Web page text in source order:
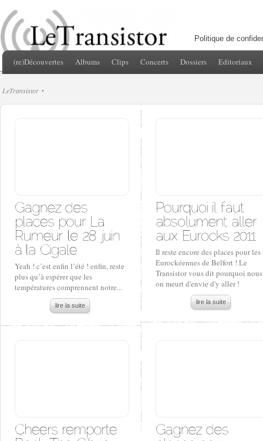
Politique de
(re)Découvertes Albums Clips Concerts Dossiers Editoriaux
LeTransistor
Yeah ! c’est enfin l’été ! enfin, reste
plus qu’à espérer que les
températures comprennent notre...
lire la suite
Il reste encore des places pour les
Eurockéennes de Belfort ! Le
Transistor vous dit pourquoi nous
on meurt d'envie d'y aller !
lire la suite